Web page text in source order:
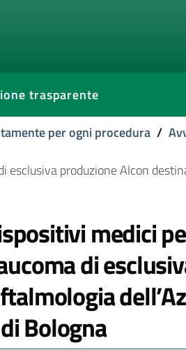
trasparente
per ogni procedura /
produzione Alcon
medici
di
Bologna